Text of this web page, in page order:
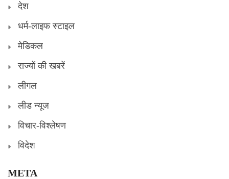
देश
धर्म-लाइफ स्टाइल
मेडिकल
राज्यों की खबरें
लीगल
लीड न्यूज
विचार-विश्लेषण
विदेश
META